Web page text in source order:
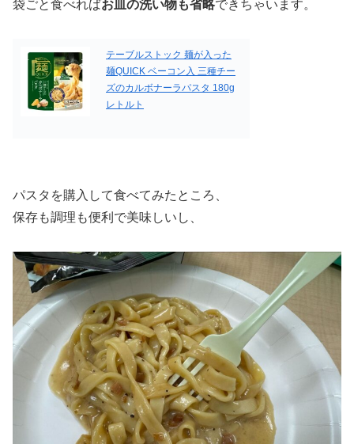
袋ごと食べればお皿の洗い物も省略できちゃいます。
テーブルストック 麺が入った
麺QUICK ベーコン入 三種チー
ズのカルボナーラパスタ 180g
レトルト
パスタを購入して食べてみたところ、
保存も調理も便利で美味しいし、